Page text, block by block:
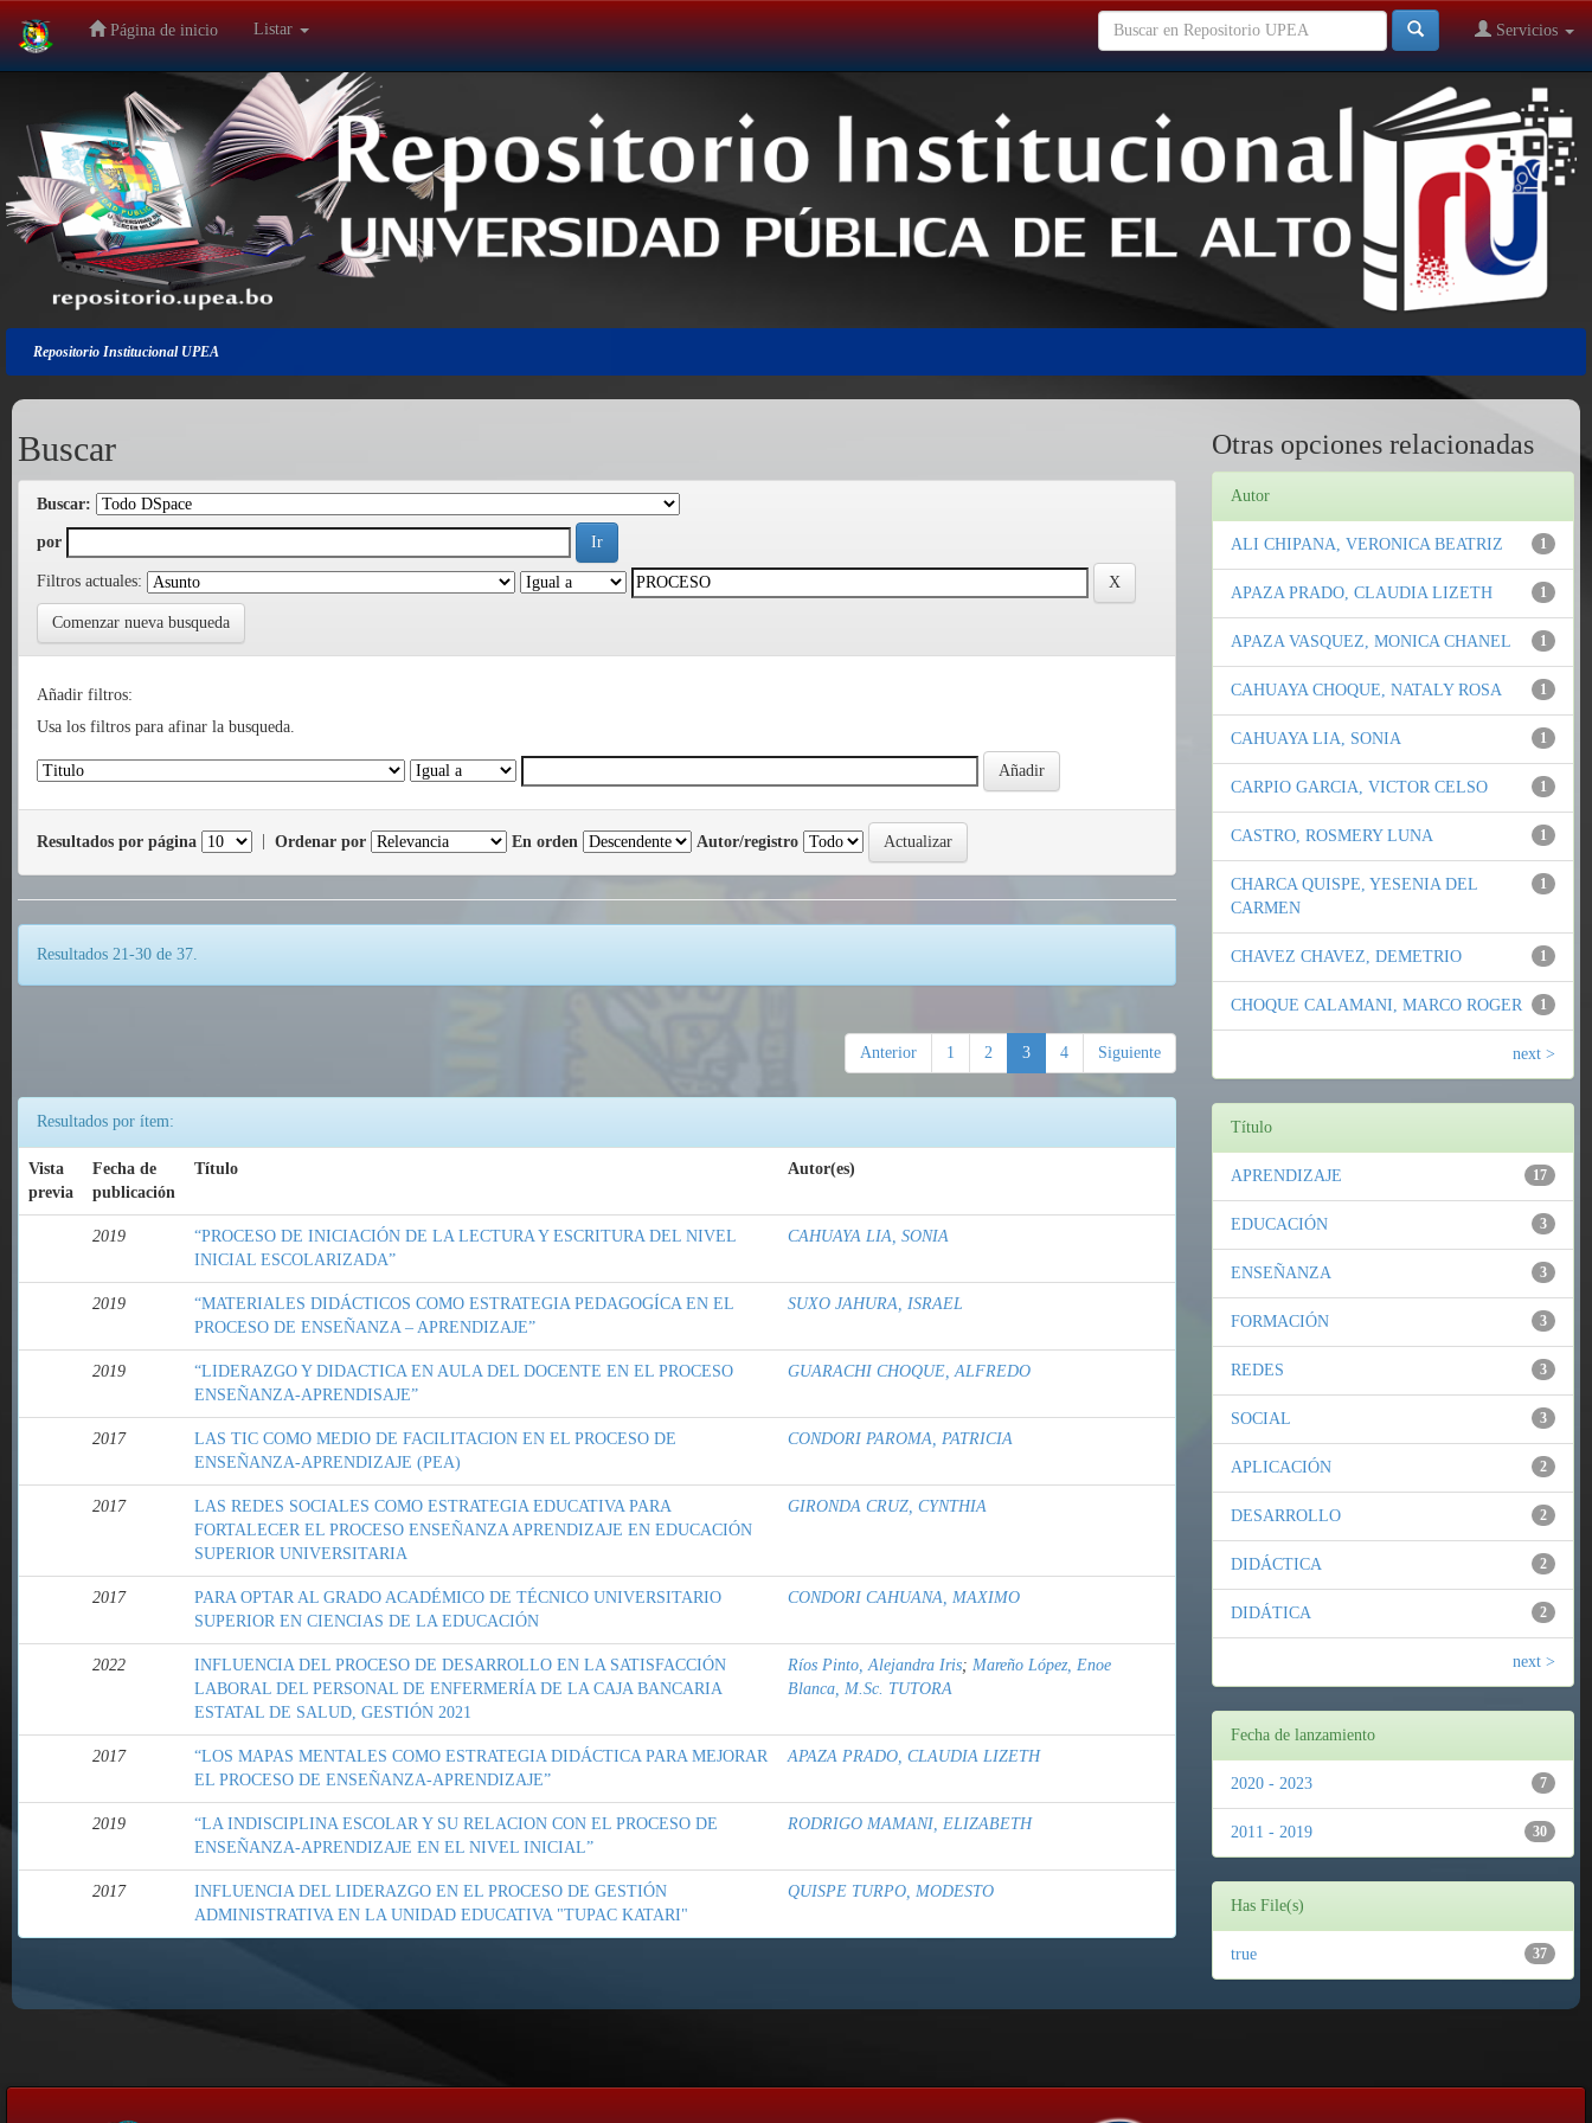
Salir
navegación
Página de inicio Listar Servicios
Repositorio Institucional UPEA
Buscar
Buscar:
por
Filtros actuales:
Comenzar nueva busqueda
Añadir filtros:
Usa los filtros para afinar la busqueda.
Resultados por página Ordenar por En orden Autor/registro
Resultados 21-30 de 37.
Anterior 1 2 3 4 Siguiente
Resultados por ítem:
Vista
previa
Fecha de
publicación
Título Autor(es)
2019
“PROCESO DE INICIACIÓN DE LA LECTURA Y ESCRITURA DEL NIVEL
INICIAL ESCOLARIZADA”
CAHUAYA LIA, SONIA
2019
“MATERIALES DIDÁCTICOS COMO ESTRATEGIA PEDAGOGÍCA EN EL
PROCESO DE ENSEÑANZA – APRENDIZAJE”
SUXO JAHURA, ISRAEL
2019
“LIDERAZGO Y DIDACTICA EN AULA DEL DOCENTE EN EL PROCESO
ENSEÑANZA-APRENDISAJE”
GUARACHI CHOQUE, ALFREDO
2017
LAS TIC COMO MEDIO DE FACILITACION EN EL PROCESO DE
ENSEÑANZA-APRENDIZAJE (PEA)
CONDORI PAROMA, PATRICIA
2017
LAS REDES SOCIALES COMO ESTRATEGIA EDUCATIVA PARA
FORTALECER EL PROCESO ENSEÑANZA APRENDIZAJE EN EDUCACIÓN
SUPERIOR UNIVERSITARIA
GIRONDA CRUZ, CYNTHIA
2017
PARA OPTAR AL GRADO ACADÉMICO DE TÉCNICO UNIVERSITARIO
SUPERIOR EN CIENCIAS DE LA EDUCACIÓN
CONDORI CAHUANA, MAXIMO
2022
INFLUENCIA DEL PROCESO DE DESARROLLO EN LA SATISFACCIÓN
LABORAL DEL PERSONAL DE ENFERMERÍA DE LA CAJA BANCARIA
ESTATAL DE SALUD, GESTIÓN 2021
Ríos Pinto, Alejandra Iris; Mareño López, Enoe
Blanca, M.Sc. TUTORA
2017
“LOS MAPAS MENTALES COMO ESTRATEGIA DIDÁCTICA PARA MEJORAR
EL PROCESO DE ENSEÑANZA-APRENDIZAJE”
APAZA PRADO, CLAUDIA LIZETH
2019
“LA INDISCIPLINA ESCOLAR Y SU RELACION CON EL PROCESO DE
ENSEÑANZA-APRENDIZAJE EN EL NIVEL INICIAL”
RODRIGO MAMANI, ELIZABETH
2017
INFLUENCIA DEL LIDERAZGO EN EL PROCESO DE GESTIÓN
ADMINISTRATIVA EN LA UNIDAD EDUCATIVA "TUPAC KATARI"
QUISPE TURPO, MODESTO
Otras opciones relacionadas
Autor
1
ALI CHIPANA, VERONICA BEATRIZ
1
APAZA PRADO, CLAUDIA LIZETH
1
APAZA VASQUEZ, MONICA CHANEL
1
CAHUAYA CHOQUE, NATALY ROSA
1
CAHUAYA LIA, SONIA
1
CARPIO GARCIA, VICTOR CELSO
1
CASTRO, ROSMERY LUNA
1
CHARCA QUISPE, YESENIA DEL
CARMEN
1
CHAVEZ CHAVEZ, DEMETRIO
1
CHOQUE CALAMANI, MARCO ROGER
next >
Título
17
APRENDIZAJE
3
EDUCACIÓN
3
ENSEÑANZA
3
FORMACIÓN
3
REDES
3
SOCIAL
2
APLICACIÓN
2
DESARROLLO
2
DIDÁCTICA
2
DIDÁTICA
next >
Fecha de lanzamiento
7
2020 - 2023
30
2011 - 2019
Has File(s)
37
true